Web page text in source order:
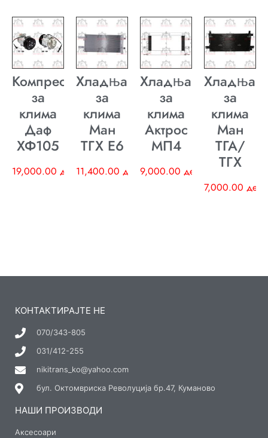
Компресор
за
клима
Даф
ХФ105
19,000.00 ден
Хладњак
за
клима
Ман
ТГХ E6
11,400.00 ден
Хладњак
за
клима
Актрос
МП4
9,000.00 ден
Хладњак
за
клима
Ман
ТГА/
ТГХ
7,000.00 ден
КОНТАКТИРАЈТЕ НЕ
070/343-805
031/412-255
nikitrans_ko@yahoo.com
бул. Октомвриска Револуција бр.47, Куманово
НАШИ ПРОИЗВОДИ
Аксесоари